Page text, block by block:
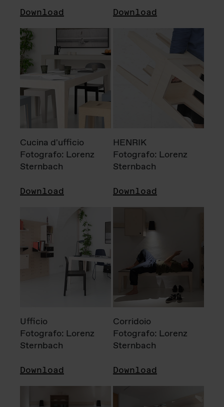
Download Download
Cucina d'ufficio
Fotografo: Lorenz
Sternbach
Download
HENRIK
Fotografo: Lorenz
Sternbach
Download
Ufficio
Fotografo: Lorenz
Sternbach
Download
Corridoio
Fotografo: Lorenz
Sternbach
Download